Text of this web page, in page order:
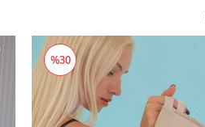
%30